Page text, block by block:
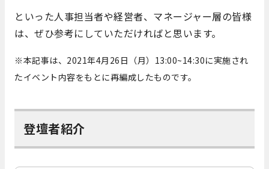
といった人事担当者や経営者、マネージャー層の皆様
は、ぜひ参考にしていただければと思います。
※本記事は、2021年4月26日（月）13:00~14:30に実施され
たイベント内容をもとに再編成したものです。
登壇者紹介